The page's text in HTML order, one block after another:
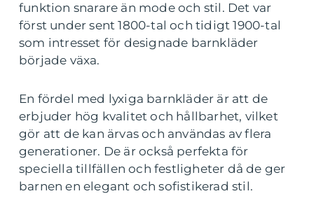
funktion snarare än mode och stil. Det var
först under sent 1800-tal och tidigt 1900-tal
som intresset för designade barnkläder
började växa.
En fördel med lyxiga barnkläder är att de
erbjuder hög kvalitet och hållbarhet, vilket
gör att de kan ärvas och användas av flera
generationer. De är också perfekta för
speciella tillfällen och festligheter då de ger
barnen en elegant och sofistikerad stil.